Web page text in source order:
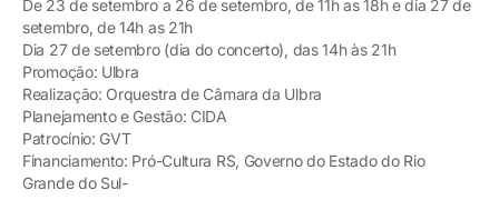
De 23 de setembro a 26 de setembro, de 11h as 18h e dia 27 de
setembro, de 14h as 21h
Dia 27 de setembro (dia do concerto), das 14h às 21h
Promoção: Ulbra
Realização: Orquestra de Câmara da Ulbra
Planejamento e Gestão: CIDA
Patrocínio: GVT
Financiamento: Pró-Cultura RS, Governo do Estado do Rio
Grande do Sul-